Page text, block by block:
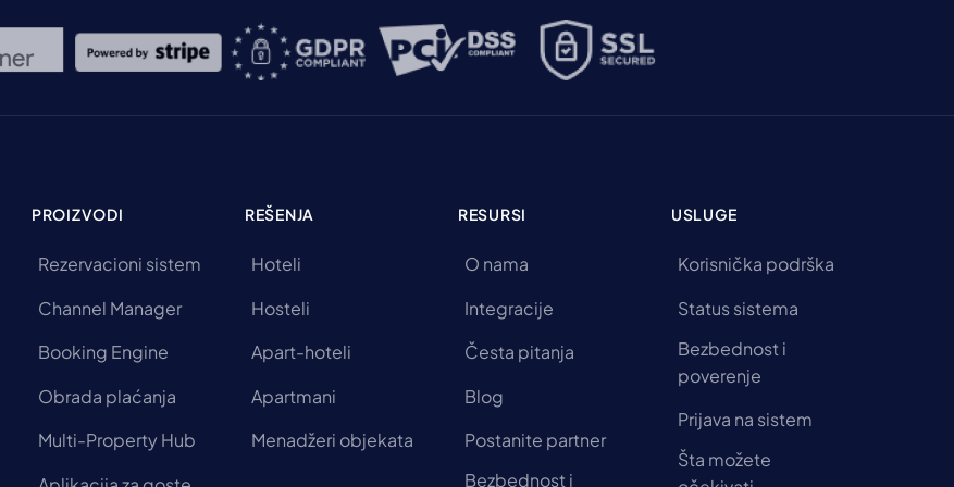
PROIZVODI
Rezervacioni sistem
Channel Manager
Booking Engine
Obrada plaćanja
Multi-Property Hub
REŠENJA
Hoteli
Hosteli
Apart-hoteli
Apartmani
Menadžeri objekata
RESURSI
O nama
Integracije
Česta pitanja
Blog
Postanite partner
Bezbednost i
USLUGE
Korisnička podrška
Status sistema
Bezbednost i
poverenje
Prijava na sistem
Šta možete